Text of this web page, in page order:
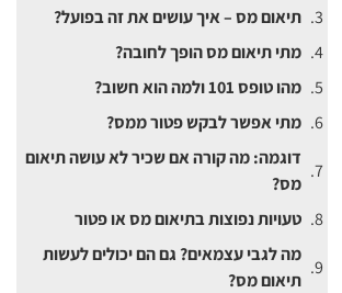
תיאום מס – איך עושים את זה בפועל?
מתי תיאום מס הופך לחובה?
מהו טופס 101 ולמה הוא חשוב?
מתי אפשר לבקש פטור ממס?
דוגמה: מה קורה אם שכיר לא עושה תיאום
מס?
טעויות נפוצות בתיאום מס או פטור
מה לגבי עצמאים? גם הם יכולים לעשות
תיאום מס?